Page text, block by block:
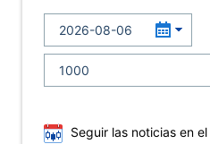
Seguir las noticias en el